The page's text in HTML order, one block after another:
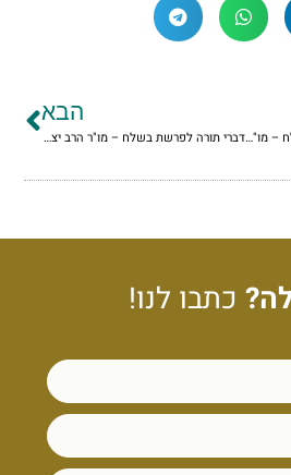
שיעור בדבר מלכות לפרשת בשלח – מו"ר הרב יצחק גינזבורג
הבא
דברי תורה לפרשת בשלח – מו"ר הרב יצחק גינזבורג
כתבו לנו!